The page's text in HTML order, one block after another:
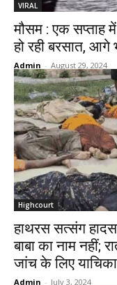
VIRAL
मौसम : एक सप्ताह
हो रही बरसात, आगे
Admin - August 29, 2024
Highcourt
हाथरस सत्संग
बाबा का नाम नहीं;
जांच के लिए याचिका
Admin - July 3, 2024